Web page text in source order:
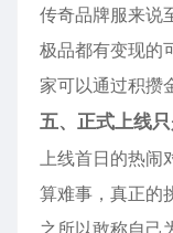
传奇品牌服来
极品都有变现的
家可以通过积攒
五、正式上线
上线首日的热
算难事，真正的
之所以敢称自己